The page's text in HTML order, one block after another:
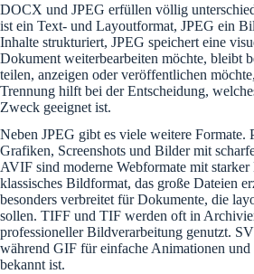
DOCX und JPEG erfüllen völlig
ist ein Text- und Layoutformat, JPEG ein
Inhalte strukturiert, JPEG speichert eine
Dokument weiterbearbeiten möchte, bleibt
teilen, anzeigen oder veröffentlichen
Trennung hilft bei der Entscheidung,
Zweck geeignet ist.
Neben JPEG gibt es viele weitere Formate.
Grafiken, Screenshots und Bilder mit
AVIF sind moderne Webformate mit
klassisches Bildformat, das große Dateien
besonders verbreitet für Dokumente, die
sollen. TIFF und TIF werden oft in
professioneller Bildverarbeitung genutzt.
während GIF für einfache Animationen und
bekannt ist.